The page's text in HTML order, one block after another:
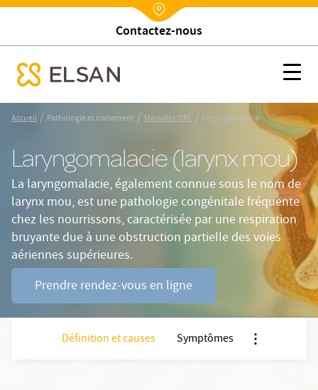
Nx:Aller
contenu
principal
Nx:Annuaire
Trouver un établissement
Laryngomalacie
menu mobile
Accueil / Pathologie et traitement / Maladies ORL / Laryngomalacie
Laryngomalacie (larynx mou)
La laryngomalacie, également connue sous le nom de
larynx mou, est une pathologie congénitale fréquente
chez les nourrissons, caractérisée par une respiration
bruyante due à une obstruction partielle des voies
aériennes supérieures.
Prendre rendez-vous en ligne
Définition et causes Symptômes